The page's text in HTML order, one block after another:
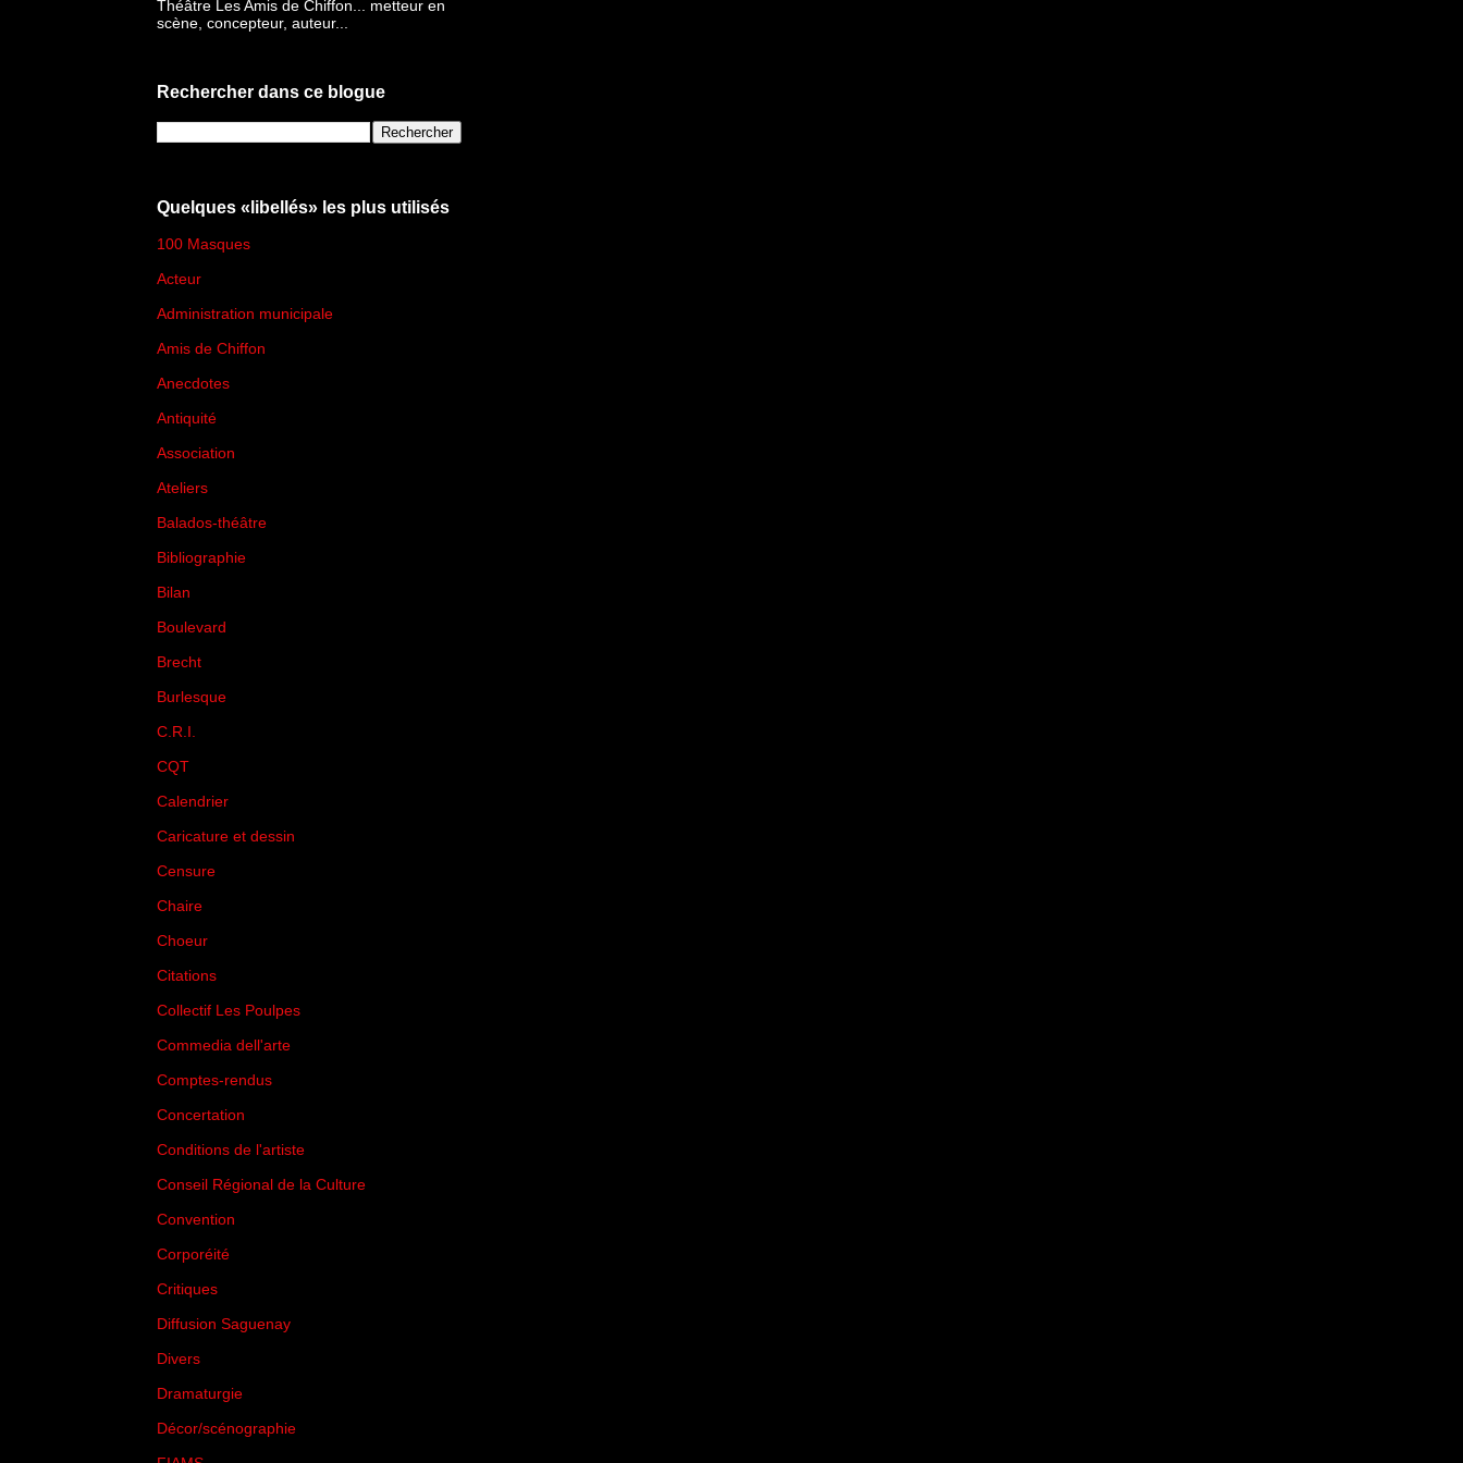
Théâtre Les Amis de Chiffon... metteur en
scène, concepteur, auteur...
Rechercher dans ce blogue
Quelques «libellés» les plus utilisés
100 Masques
Acteur
Administration municipale
Amis de Chiffon
Anecdotes
Antiquité
Association
Ateliers
Balados-théâtre
Bibliographie
Bilan
Boulevard
Brecht
Burlesque
C.R.I.
CQT
Calendrier
Caricature et dessin
Censure
Chaire
Choeur
Citations
Collectif Les Poulpes
Commedia dell'arte
Comptes-rendus
Concertation
Conditions de l'artiste
Conseil Régional de la Culture
Convention
Corporéité
Critiques
Diffusion Saguenay
Divers
Dramaturgie
Décor/scénographie